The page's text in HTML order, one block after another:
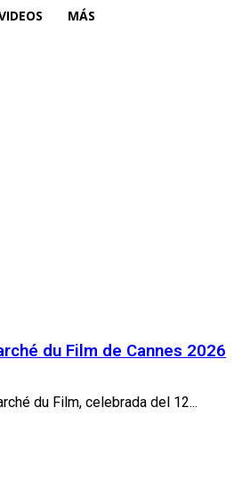
MÁS
du Film de Cannes 2026
du Film, celebrada del 12...